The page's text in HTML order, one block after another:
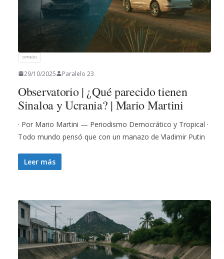
OPINIÓN
29/10/2025 Paralelo 23
Observatorio | ¿Qué parecido tienen
Sinaloa y Ucrania? | Mario Martini
· Por Mario Martini — Periodismo Democrático y Tropical ·
Todo mundo pensó que con un manazo de Vladimir Putin
Leer más